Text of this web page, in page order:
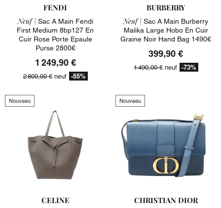
FENDI
Neuf | Sac A Main Fendi
First Medium 8bp127 En
Cuir Rose Porte Epaule
Purse 2800€
1 249,90 €
2 800,00 €neuf -55%
BURBERRY
Neuf | Sac A Main Burberry
Malika Large Hobo En Cuir
Graine Noir Hand Bag 1490€
399,90 €
1 490,00 €neuf -73%
Nouveau
CELINE
Nouveau
CHRISTIAN DIOR